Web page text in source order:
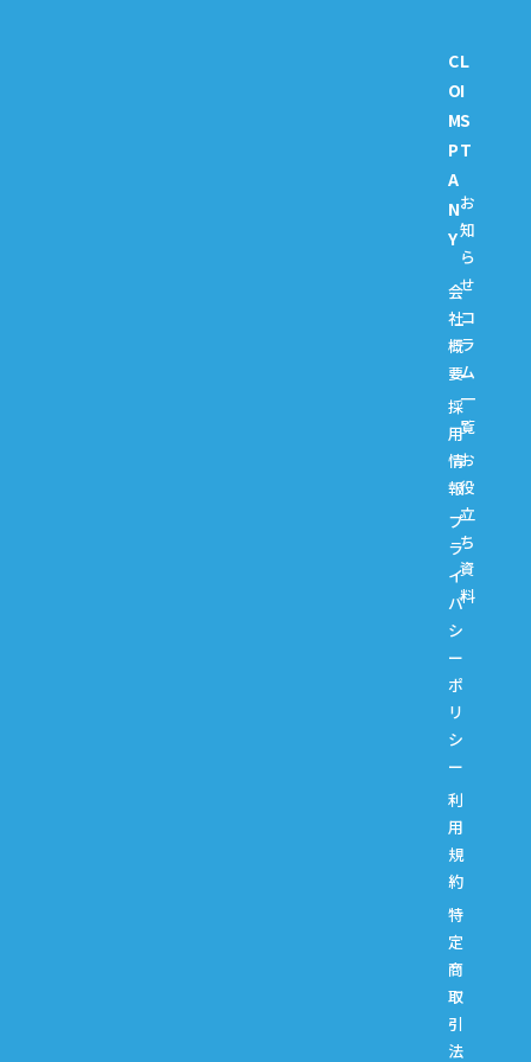
C
O
M
P
A
N
Y
会
社
概
要
採
用
情
報
プ
ラ
イ
バ
シ
ー
ポ
リ
シ
ー
利
用
規
約
特
定
商
取
引
法
L
I
S
T
お
知
ら
せ
コ
ラ
ム
一
覧
お
役
立
ち
資
料